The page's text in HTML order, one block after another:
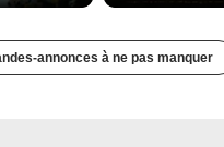
annonces à ne pas manquer